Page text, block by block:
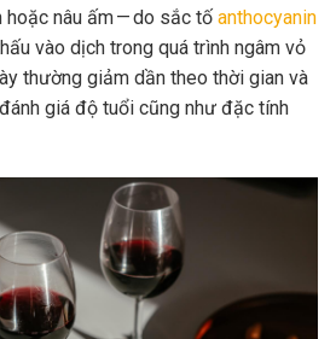
hoặc nâu ấm — do sắc tố anthocyanin
vào dịch trong quá trình ngâm vỏ
thường giảm dần theo thời gian và
giá độ tuổi cũng như đặc tính